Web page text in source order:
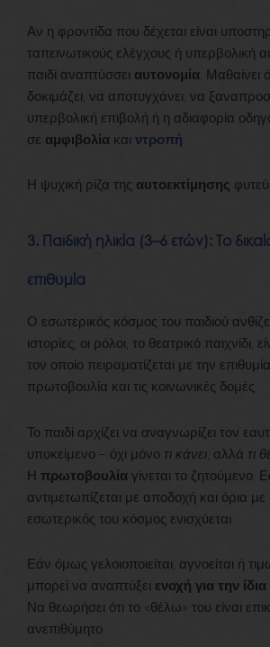
Αν η φροντίδα που δέχεται είναι
ταπεινωτικούς ελέγχους ή υπερβολική
παιδί αναπτύσσει αυτονομία . Μαθαίνει
δοκιμάζει, να αποτυγχάνει, να
υπερβολική επιβολή ή η αδιαφορία
σε αμφιβολία και ντροπή
Η ψυχική ρίζα της αυτοεκτίμησης
3. Παιδική ηλικία (3–6 ετών): Το
επιθυμία
Ο εσωτερικός κόσμος του παιδιού
ιστορίες, οι ρόλοι, το θεατρικό παιχνίδι,
τον οποίο πειραματίζεται με την
πρωτοβουλία και τις κοινωνικές δομές.
Το παιδί αρχίζει να αναγνωρίζει τον
υποκείμενο – όχι μόνο τι κάνει , αλλά τι
Η πρωτοβουλία γίνεται το ζητούμενο.
αντιμετωπίζεται με αποδοχή και όρια
εσωτερικός του κόσμος ενισχύεται.
Εάν όμως γελοιοποιείται, αγνοείται ή
μπορεί να αναπτύξει ενοχή για την
Να θεωρήσει ότι το «θέλω» του είναι
ανεπιθύμητο.